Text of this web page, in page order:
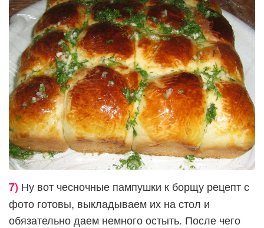
7) Ну вот чесночные пампушки к борщу рецепт с
фото готовы, выкладываем их на стол и
обязательно даем немного остыть. После чего